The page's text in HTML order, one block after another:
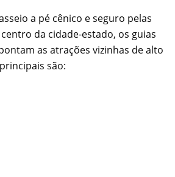
a pé cênico e seguro pelas
da cidade-estado, os guias
as atrações vizinhas de alto
são: